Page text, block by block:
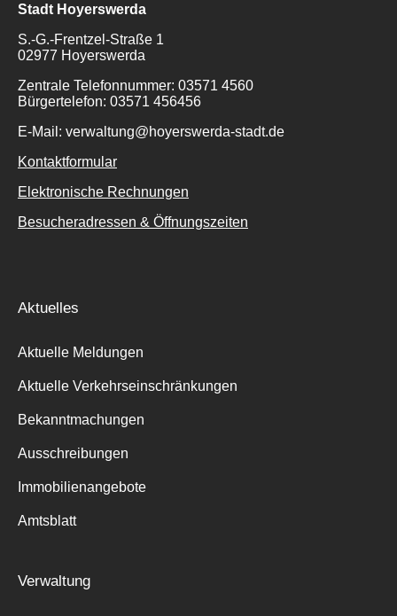
Stadt Hoyerswerda
S.-G.-Frentzel-Straße 1
02977 Hoyerswerda
Zentrale Telefonnummer: 03571 4560
Bürgertelefon: 03571 456456
E-Mail: verwaltung@hoyerswerda-stadt.de
Kontaktformular
Elektronische Rechnungen
Besucheradressen & Öffnungszeiten
Aktuelles
Aktuelle Meldungen
Aktuelle Verkehrseinschränkungen
Bekanntmachungen
Ausschreibungen
Immobilienangebote
Amtsblatt
Verwaltung